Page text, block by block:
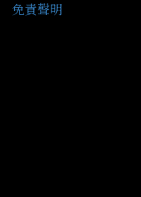
免責聲明